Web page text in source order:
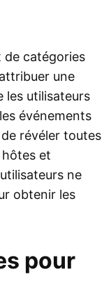
de catégories
une
les utilisateurs
événements
de révéler toutes
et
ne
obtenir les
pour